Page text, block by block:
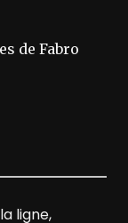
de Fabro
ligne,